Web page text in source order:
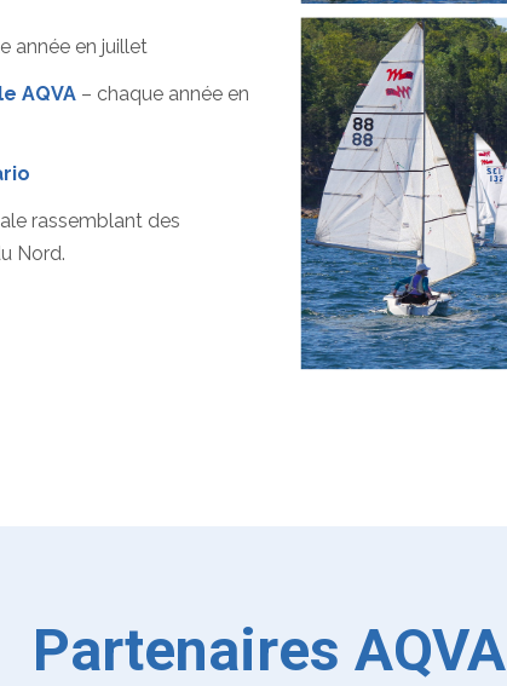
année en juillet
AQVA – chaque année en
rassemblant des
Nord.
Partenaires AQVA